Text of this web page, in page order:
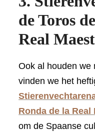
de Toros
Real
Ook al houden we
vinden we het
Ronda de la Real
om de Spaanse